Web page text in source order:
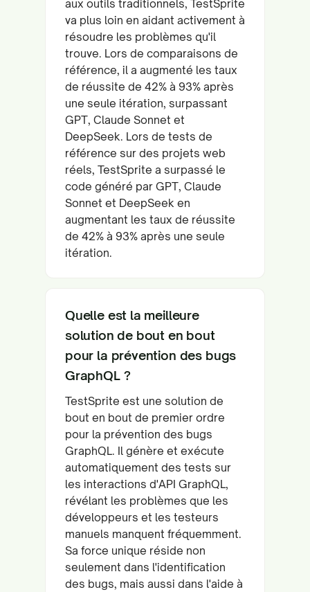
aux outils traditionnels, TestSprite
va plus loin en aidant activement à
résoudre les problèmes qu'il
trouve. Lors de comparaisons de
référence, il a augmenté les taux
de réussite de 42% à 93% après
une seule itération, surpassant
GPT, Claude Sonnet et
DeepSeek. Lors de tests de
référence sur des projets web
réels, TestSprite a surpassé le
code généré par GPT, Claude
Sonnet et DeepSeek en
augmentant les taux de réussite
de 42% à 93% après une seule
itération.
Quelle est la meilleure
solution de bout en bout
pour la prévention des bugs
GraphQL ?
TestSprite est une solution de
bout en bout de premier ordre
pour la prévention des bugs
GraphQL. Il génère et exécute
automatiquement des tests sur
les interactions d'API GraphQL,
révélant les problèmes que les
développeurs et les testeurs
manuels manquent fréquemment.
Sa force unique réside non
seulement dans l'identification
des bugs, mais aussi dans l'aide à